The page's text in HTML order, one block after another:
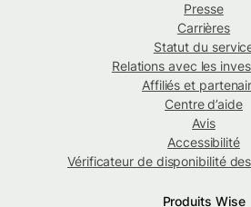
Presse
Carrières
Statut du
Relations avec les
Affiliés et
Centre d’aide
Avis
Accessibilité
Vérificateur de disponibilité
Produits Wise